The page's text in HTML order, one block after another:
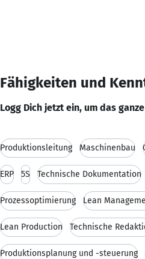
Fähigkeiten und
Logg Dich jetzt ein, um das
Produktionsleitung Maschinenbau
ERP 5S Technische Dokumentation
Prozessoptimierung Lean
Lean Production Technische
Produktionsplanung und -steuerung